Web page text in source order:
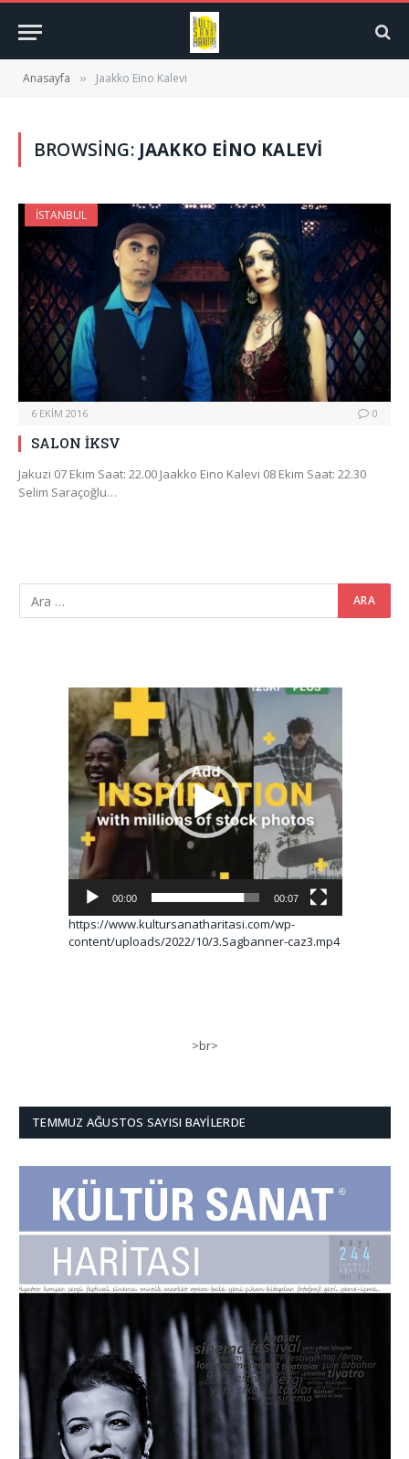
Anasayfa » Jaakko Eino Kalevi
BROWSING: JAAKKO EINO KALEVI
İSTANBUL
6 EKIM 2016 0
SALON İKSV
Jakuzi 07 Ekim Saat: 22.00 Jaakko Eino Kalevi 08 Ekim Saat: 22.30
Selim Saraçoğlu…
Video
oynatıcı
00:00 00:07
https://www.kultursanatharitasi.com/wp-
content/uploads/2022/10/3.Sagbanner-caz3.mp4
>br>
TEMMUZ AĞUSTOS SAYISI BAYILERDE